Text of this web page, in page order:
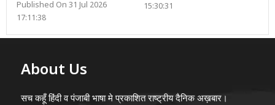
Published On 31 Jul 2026
17:11:38
15:30:31
About Us
सच कहूँ हिंदी व पंजाबी भाषा मे प्रकाशित राष्ट्रीय दैनिक अख़बार।